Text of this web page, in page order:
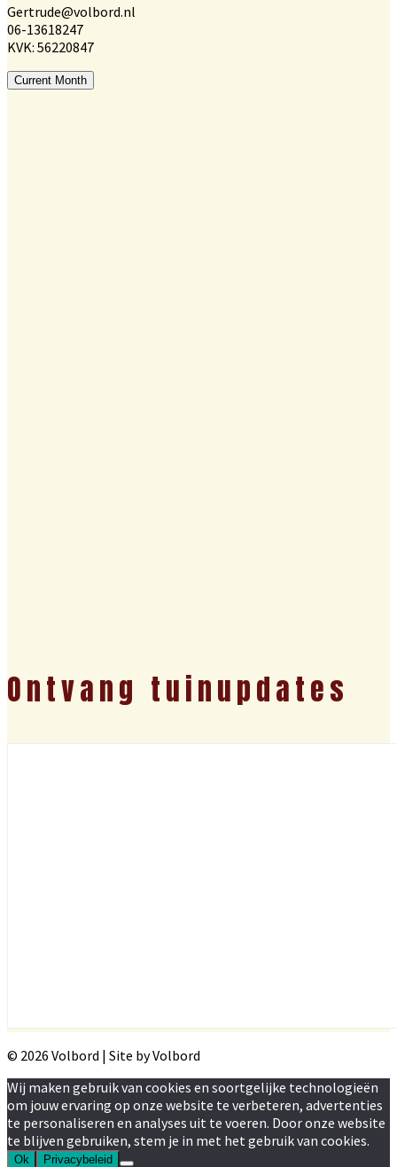
Gertrude@volbord.nl
06-13618247
KVK: 56220847
Current Month
Ontvang tuinupdates
© 2026 Volbord | Site by Volbord
Wij maken gebruik van cookies en soortgelijke technologieën
om jouw ervaring op onze website te verbeteren, advertenties
te personaliseren en analyses uit te voeren. Door onze website
te blijven gebruiken, stem je in met het gebruik van cookies.
Ok Privacybeleid